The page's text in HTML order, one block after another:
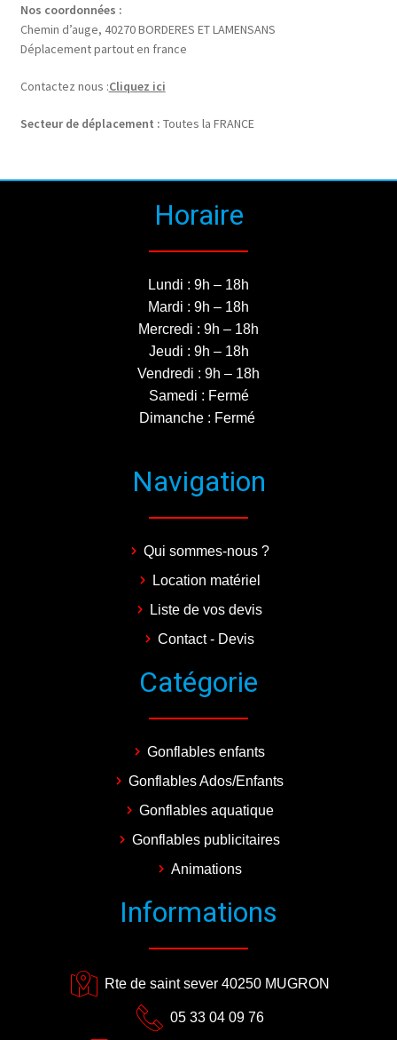
Nos coordonnées :
Chemin d’auge, 40270 BORDERES ET LAMENSANS
Déplacement partout en france
Contactez nous :Cliquez ici
Secteur de déplacement : Toutes la FRANCE
Horaire
Lundi : 9h – 18h
Mardi : 9h – 18h
Mercredi : 9h – 18h
Jeudi : 9h – 18h
Vendredi : 9h – 18h
Samedi : Fermé
Dimanche : Fermé
Navigation
Qui sommes-nous ?
Location matériel
Liste de vos devis
Contact - Devis
Catégorie
Gonflables enfants
Gonflables Ados/Enfants
Gonflables aquatique
Gonflables publicitaires
Animations
Informations
Rte de saint sever 40250 MUGRON
05 33 04 09 76